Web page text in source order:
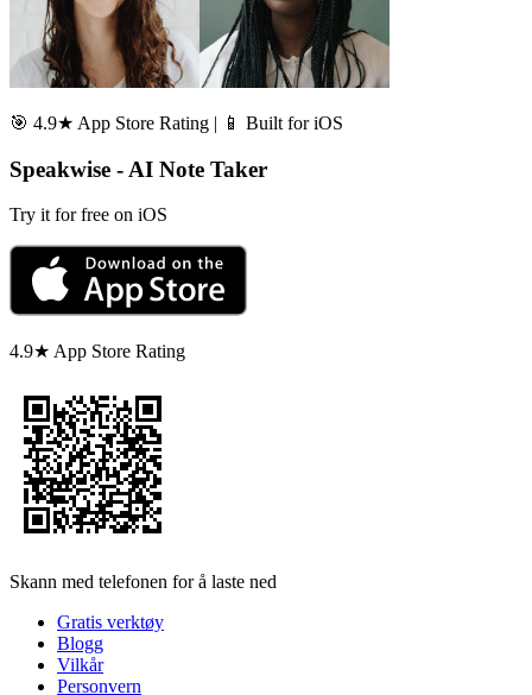
🎯 4.9★ App Store Rating | 📱 Built for iOS
Speakwise - AI Note Taker
Try it for free on iOS
4.9★ App Store Rating
Skann med telefonen for å laste ned
Gratis verktøy
Blogg
Vilkår
Personvern